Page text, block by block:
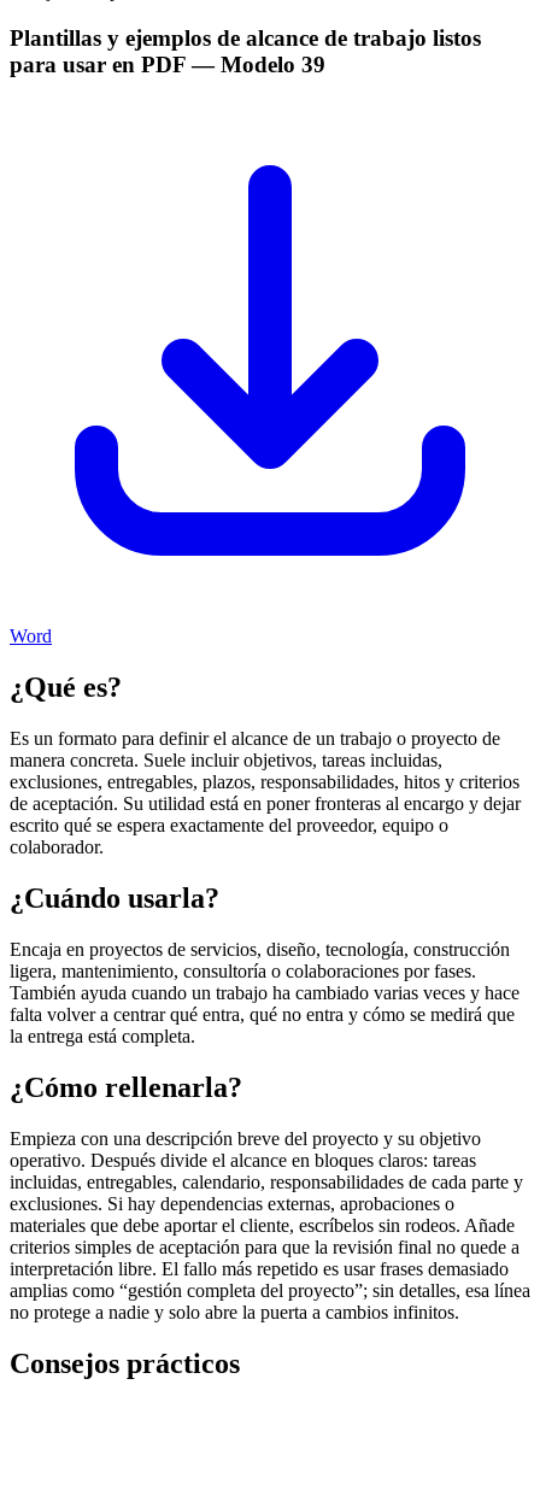
Plantillas y ejemplos de alcance de trabajo listos
para usar en PDF— Modelo 39
Word
¿Qué es?
Es un formato para definir el alcance de un trabajo o proyecto de
manera concreta. Suele incluir objetivos, tareas incluidas,
exclusiones, entregables, plazos, responsabilidades, hitos y criterios
de aceptación. Su utilidad está en poner fronteras al encargo y dejar
escrito qué se espera exactamente del proveedor, equipo o
colaborador.
¿Cuándo usarla?
Encaja en proyectos de servicios, diseño, tecnología, construcción
ligera, mantenimiento, consultoría o colaboraciones por fases.
También ayuda cuando un trabajo ha cambiado varias veces y hace
falta volver a centrar qué entra, qué no entra y cómo se medirá que
la entrega está completa.
¿Cómo rellenarla?
Empieza con una descripción breve del proyecto y su objetivo
operativo. Después divide el alcance en bloques claros: tareas
incluidas, entregables, calendario, responsabilidades de cada parte y
exclusiones. Si hay dependencias externas, aprobaciones o
materiales que debe aportar el cliente, escríbelos sin rodeos. Añade
criterios simples de aceptación para que la revisión final no quede a
interpretación libre. El fallo más repetido es usar frases demasiado
amplias como “gestión completa del proyecto”; sin detalles, esa línea
no protege a nadie y solo abre la puerta a cambios infinitos.
Consejos prácticos